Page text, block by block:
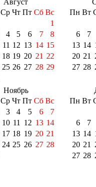
Ср Чт Пт Сб Вс
1
4 5 6 7
8
11 12 13 14 15
18 19 20 21 22
25 26 27 28 29
Пн Вт
6
7
13 14
20 21
27 28
Ноябрь
Ср Чт Пт Сб Вс
3 4 5 6
7
10 11 12 13 14
17 18 19 20 21
24 25 26 27 28
Пн Вт
6
7
13 14
20 21
27 28